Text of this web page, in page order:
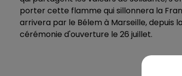
porter cette flamme qui sillonnera la
arrivera par le Bélem à Marseille, depuis
cérémonie d'ouverture le 26 juillet.